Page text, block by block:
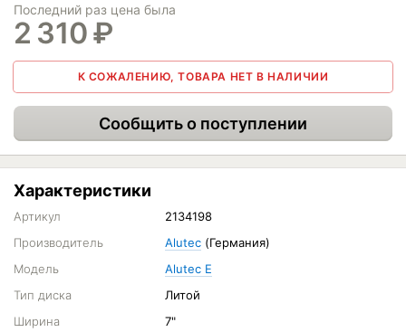
Последний раз цена была
2 310₽
К СОЖАЛЕНИЮ, ТОВАРА НЕТ В НАЛИЧИИ
Сообщить о поступлении
Характеристики
Артикул
2134198
Производитель
Alutec (Германия)
Модель
Alutec E
Тип диска
Литой
Ширина
7"